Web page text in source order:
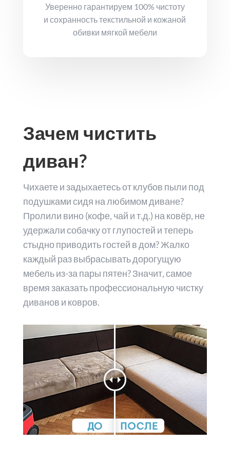
Уверенно гарантируем 100% чистоту
и сохранность текстильной и кожаной
обивки мягкой мебели
Зачем чистить
диван?
Чихаете и задыхаетесь от клубов пыли под
подушками сидя на любимом диване?
Пролили вино (кофе, чай и т.д.) на ковёр, не
удержали собачку от глупостей и теперь
стыдно приводить гостей в дом? Жалко
каждый раз выбрасывать дорогущую
мебель из-за пары пятен? Значит, самое
время заказать профессиональную чистку
диванов и ковров.